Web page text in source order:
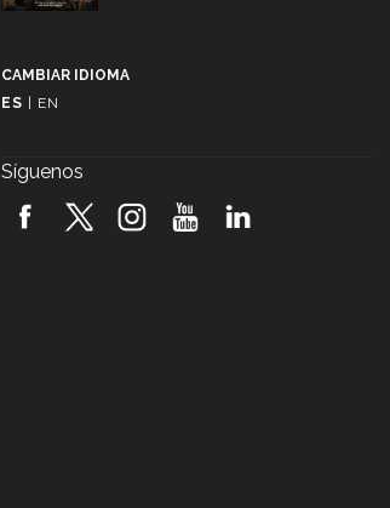
robótica FIRST 2026! (video)
CAMBIAR IDIOMA
ES | EN
Síguenos